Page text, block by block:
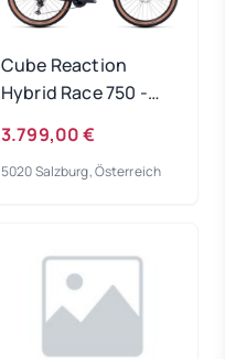
Cube Reaction
Hybrid Race 750 -
Rahmengröße: S
3.799,00 €
5020 Salzburg, Österreich